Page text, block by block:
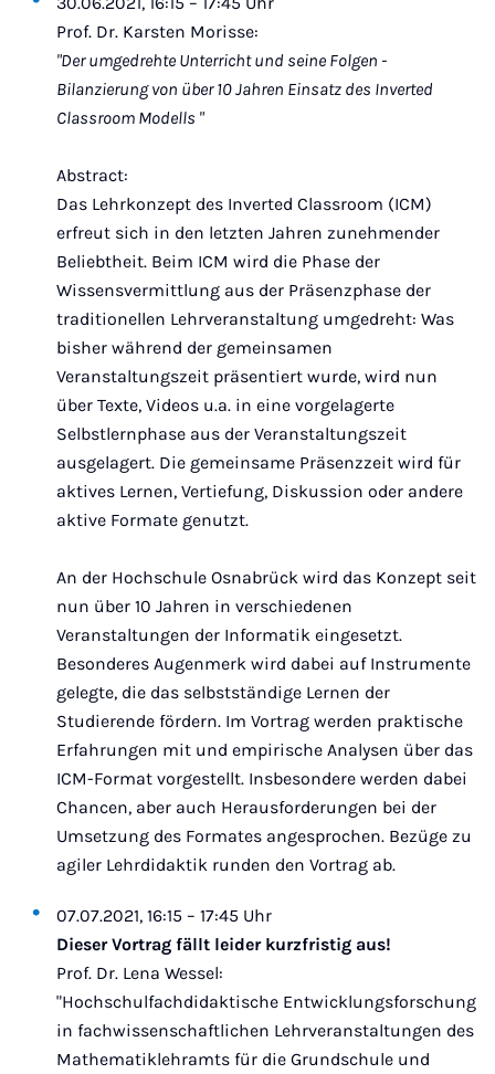
Prof. Dr. Karsten Morisse:
"Der umgedrehte Unterricht und seine Folgen -
Bilanzierung von über 10 Jahren Einsatz des Inverted
Classroom Modells "
Abstract:
Das Lehrkonzept des Inverted Classroom (ICM)
erfreut sich in den letzten Jahren zunehmender
Beliebtheit. Beim ICM wird die Phase der
Wissensvermittlung aus der Präsenzphase der
traditionellen Lehrveranstaltung umgedreht: Was
bisher während der gemeinsamen
Veranstaltungszeit präsentiert wurde, wird nun
über Texte, Videos u.a. in eine vorgelagerte
Selbstlernphase aus der Veranstaltungszeit
ausgelagert. Die gemeinsame Präsenzzeit wird für
aktives Lernen, Vertiefung, Diskussion oder andere
aktive Formate genutzt.
An der Hochschule Osnabrück wird das Konzept seit
nun über 10 Jahren in verschiedenen
Veranstaltungen der Informatik eingesetzt.
Besonderes Augenmerk wird dabei auf Instrumente
gelegte, die das selbstständige Lernen der
Studierende fördern. Im Vortrag werden praktische
Erfahrungen mit und empirische Analysen über das
ICM-Format vorgestellt. Insbesondere werden dabei
Chancen, aber auch Herausforderungen bei der
Umsetzung des Formates angesprochen. Bezüge zu
agiler Lehrdidaktik runden den Vortrag ab.
07.07.2021, 16:15 – 17:45 Uhr
Dieser Vortrag fällt leider kurzfristig aus!
Prof. Dr. Lena Wessel:
"Hochschulfachdidaktische Entwicklungsforschung
in fachwissenschaftlichen Lehrveranstaltungen des
Mathematiklehramts für die Grundschule und